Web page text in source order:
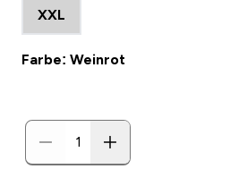
XXL
Farbe: Weinrot